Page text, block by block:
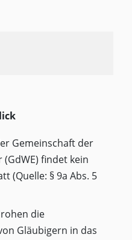
Gemeinschaft der
findet kein
(Quelle: § 9a Abs. 5
die
Gläubigern in das